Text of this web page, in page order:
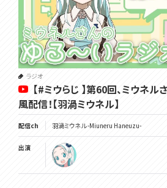
ラジオ
【#ミウらじ 】第60回、ミウネ
風配信！【羽渦ミウネル】
配信ch 羽渦ミウネル -Miuneru Haneuzu-
出演